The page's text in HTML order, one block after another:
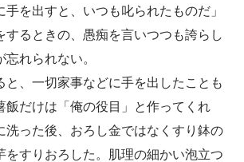
手を出すと、いつも叱られたものだ」
するときの、愚痴を言いつつも誇らし
れられない。
、一切家事などに手を出したことも
飯だけは「俺の役目」と作ってくれ
洗った後、おろし金ではなくすり鉢の
をすりおろした。肌理の細かい泡立つ